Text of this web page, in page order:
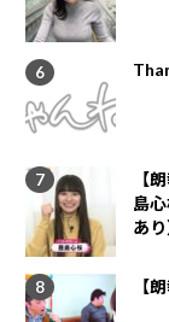
【
島
あり
【